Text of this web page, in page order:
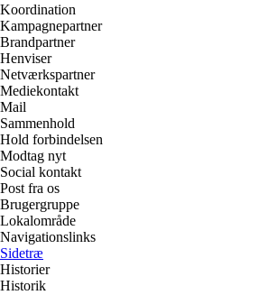
Koordination
Kampagnepartner
Brandpartner
Henviser
Netværkspartner
Mediekontakt
Mail
Sammenhold
Hold forbindelsen
Modtag nyt
Social kontakt
Post fra os
Brugergruppe
Lokalområde
Navigationslinks
Sidetræ
Historier
Historik